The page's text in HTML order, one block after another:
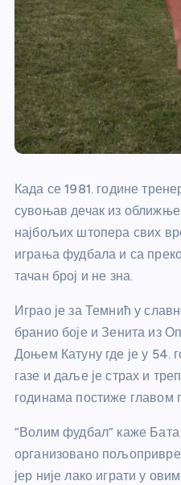
Када се 1981. године
сувоњав дечак из
најбољих штопера свих
играња фудбала и са
тачан број и не зна.
Играо је за Темнић у
бранио боје и Зенита из
Доњем Катуну где је у 54.
газе и даље је страх и
годинама постиже главом
“Волим фудбал” каже
организовано
јер није лако играти у